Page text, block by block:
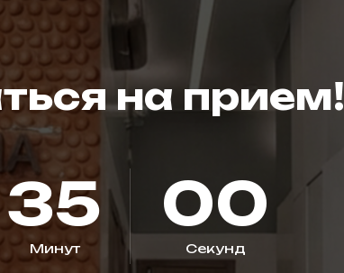
на прием!
34
Минут
58
Секунд